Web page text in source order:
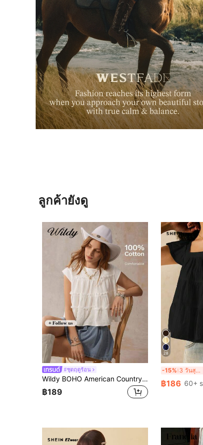
ลูกค้ายังดู
#ชุดฤดูร้อน
Wildy BOHO American Country Style Loose White Short Sleeve Office Casual Shirt Western Wear Women Bohemia Boho Women's Babydoll Top White For Women
฿189
28
-15% 3 วันสุดท้าย
฿186 60+